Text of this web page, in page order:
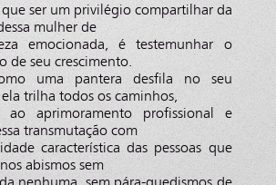
ser um privilégio compartilhar da
mulher de
emocionada, é testemunhar o
de seu crescimento.
uma pantera desfila no seu
trilha todos os caminhos,
ao aprimoramento profissional e
transmutação com
característica das pessoas que
abismos sem